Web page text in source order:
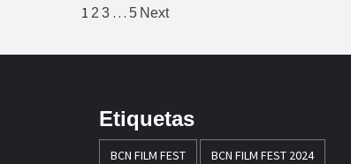
Paginación
1 2 3 … 5 Next
Etiquetas
BCN FILM FEST BCN FILM FEST 2024